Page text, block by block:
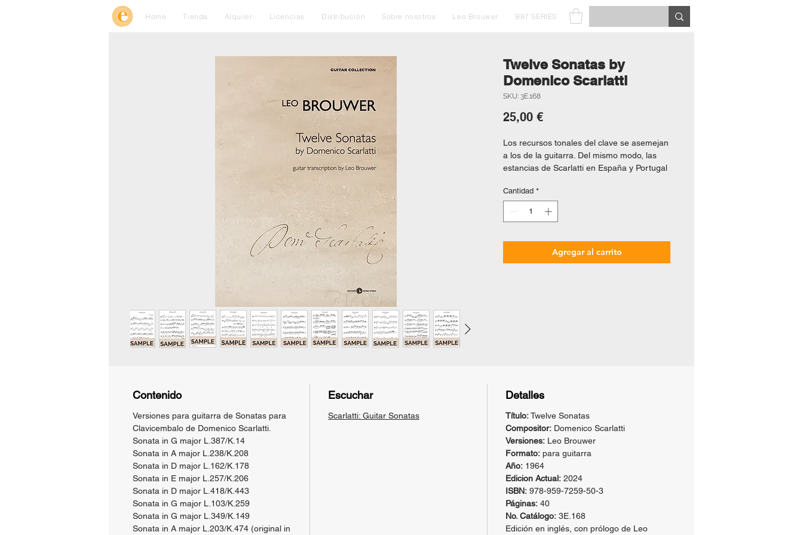
Home Tienda Alquiler Licencias Distribución Sobre nosotros Leo Brouwer B87 SERIES
Twelve Sonatas by
Domenico Scarlatti
SKU: 3E.168
25,00 €Precio
Los recursos tonales del clave se asemejan
a los de la guitarra. Del mismo modo, las
estancias de Scarlatti en España y Portugal
guitarra y la vida española proporcionan
irresistible atractivo de estas pequeñas
Comprendiendo los elementos compositivos
de la obra de Scarlatti, no se han
Cantidad *
Agregar al carrito
Contenido
Versiones para guitarra de Sonatas para
Clavicembalo de Domenico Scarlatti.
Sonata in G major L.387/K.14
Sonata in A major L.238/K.208
Sonata in D major L.162/K.178
Sonata in E major L.257/K.206
Sonata in D major L.418/K.443
Sonata in G major L.103/K.259
Sonata in G major L.349/K.149
Sonata in A major L.203/K.474 (original in
Escuchar
Scarlatti: Guitar Sonatas
Detalles
Título:Twelve Sonatas
Compositor: Domenico Scarlatti
Versiones: Leo Brouwer
Formato: para guitarra
Año: 1964
Edicion Actual: 2024
ISBN: 978-959-7259-50-3
Páginas: 40
No. Catálogo: 3E.168
Edición en inglés, con prólogo de Leo